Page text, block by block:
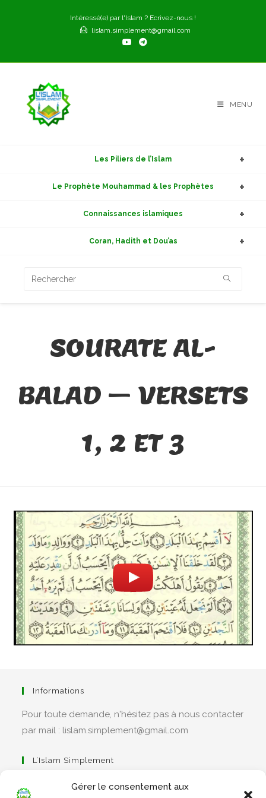
Gérer le consentement aux
Intéressé(e) par l'Islam ? Ecrivez-nous !
lislam.simplement@gmail.com
MENU
Les Piliers de l’Islam
Le Prophète Mouhammad & les Prophètes
Connaissances islamiques
Coran, Hadith et Dou’as
SOURATE AL-
BALAD – VERSETS
1, 2 ET 3
Informations
Pour toute demande, n'hésitez pas à nous contacter
par mail : lislam.simplement@gmail.com
L’Islam Simplement